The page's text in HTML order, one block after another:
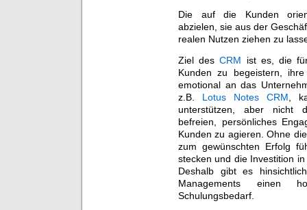
Die auf die Kunden
abzielen, sie aus der
realen Nutzen ziehen zu
Ziel desCRM ist es, die
Kunden zu begeistern,
emotional an das
z.B. Lotus Notes CRM ,
unterstützen, aber nicht
befreien, persönliches
Kunden zu agieren. Ohne
zum gewünschten Erfolg
stecken und die Investition
Deshalb gibt es
Managements einen
Schulungsbedarf.